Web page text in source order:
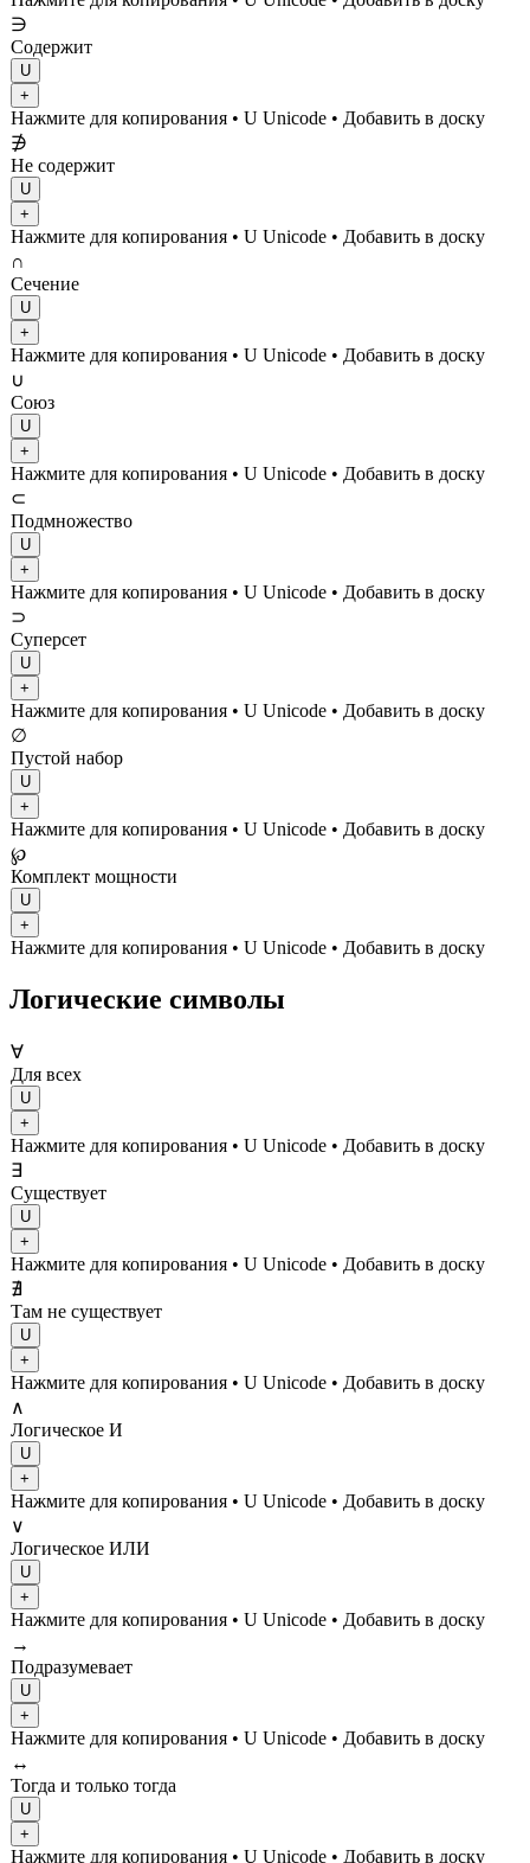
∋
Содержит
U
+
Нажмите для копирования • U Unicode • Добавить в доску
∌
Не содержит
U
+
Нажмите для копирования • U Unicode • Добавить в доску
∩
Сечение
U
+
Нажмите для копирования • U Unicode • Добавить в доску
∪
Союз
U
+
Нажмите для копирования • U Unicode • Добавить в доску
⊂
Подмножество
U
+
Нажмите для копирования • U Unicode • Добавить в доску
⊃
Суперсет
U
+
Нажмите для копирования • U Unicode • Добавить в доску
∅
Пустой набор
U
+
Нажмите для копирования • U Unicode • Добавить в доску
℘
Комплект мощности
U
+
Нажмите для копирования • U Unicode • Добавить в доску
Логические символы
∀
Для всех
U
+
Нажмите для копирования • U Unicode • Добавить в доску
∃
Существует
U
+
Нажмите для копирования • U Unicode • Добавить в доску
∄
Там не существует
U
+
Нажмите для копирования • U Unicode • Добавить в доску
∧
Логическое И
U
+
Нажмите для копирования • U Unicode • Добавить в доску
∨
Логическое ИЛИ
U
+
Нажмите для копирования • U Unicode • Добавить в доску
→
Подразумевает
U
+
Нажмите для копирования • U Unicode • Добавить в доску
↔
Тогда и только тогда
U
+
Нажмите для копирования • U Unicode • Добавить в доску